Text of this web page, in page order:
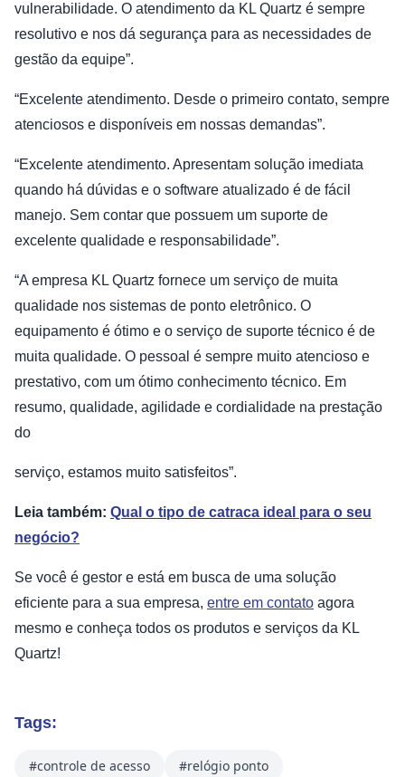
vulnerabilidade. O atendimento da KL Quartz é sempre
resolutivo e nos dá segurança para as necessidades de
gestão da equipe”.
“Excelente atendimento. Desde o primeiro contato, sempre
atenciosos e disponíveis em nossas demandas”.
“Excelente atendimento. Apresentam solução imediata
quando há dúvidas e o software atualizado é de fácil
manejo. Sem contar que possuem um suporte de
excelente qualidade e responsabilidade”.
“A empresa KL Quartz fornece um serviço de muita
qualidade nos sistemas de ponto eletrônico. O
equipamento é ótimo e o serviço de suporte técnico é de
muita qualidade. O pessoal é sempre muito atencioso e
prestativo, com um ótimo conhecimento técnico. Em
resumo, qualidade, agilidade e cordialidade na prestação
do
serviço, estamos muito satisfeitos”.
Leia também: Qual o tipo de catraca ideal para o seu
negócio?
Se você é gestor e está em busca de uma solução
eficiente para a sua empresa, entre em contato agora
mesmo e conheça todos os produtos e serviços da KL
Quartz!
Tags:
#controle de acesso #relógio ponto